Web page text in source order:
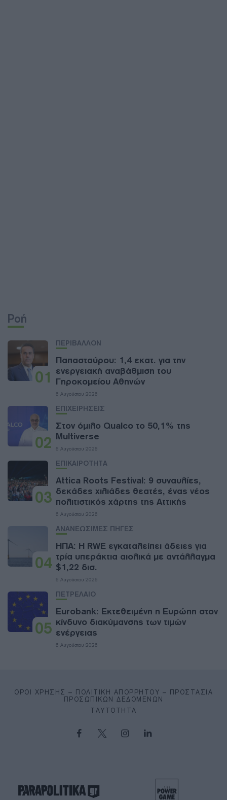
Ροή
01
ΠΕΡΙΒΑΛΛΟΝ
Παπασταύρου: 1,4 εκατ. για την
ενεργειακή αναβάθμιση του
Γηροκομείου Αθηνών
6 Αυγούστου 2026
02
ΕΠΙΧΕΙΡΗΣΕΙΣ
Στον όμιλο Qualco το 50,1% της
Multiverse
6 Αυγούστου 2026
03
ΕΠΙΚΑΙΡΟΤΗΤΑ
Attica Roots Festival: 9 συναυλίες,
δεκάδες χιλιάδες θεατές, ένας νέος
πολιτιστικός χάρτης της Αττικής
6 Αυγούστου 2026
04
ΑΝΑΝΕΩΣΙΜΕΣ ΠΗΓΕΣ
ΗΠΑ: Η RWE εγκαταλείπει άδειες για
τρία υπεράκτια αιολικά με αντάλλαγμα
$1,22 δισ.
6 Αυγούστου 2026
05
ΠΕΤΡΕΛΑΙΟ
Eurobank: Εκτεθειμένη η Ευρώπη στον
κίνδυνο διακύμανσης των τιμών
ενέργειας
6 Αυγούστου 2026
ΌΡΟΙ ΧΡΉΣΗΣ – ΠΟΛΙΤΙΚΉ ΑΠΟΡΡΉΤΟΥ – ΠΡΟΣΤΑΣΊΑ
ΠΡΟΣΩΠΙΚΏΝ ΔΕΔΟΜΈΝΩΝ
ΤΑΥΤΌΤΗΤΑ